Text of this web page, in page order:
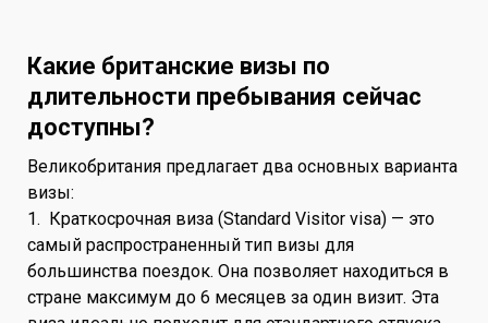
Какие британские визы по
длительности пребывания сейчас
доступны?
Великобритания предлагает два основных варианта
визы:
1. Краткосрочная виза (Standard Visitor visa) — это
самый распространенный тип визы для
большинства поездок. Она позволяет находиться в
стране максимум до 6 месяцев за один визит. Эта